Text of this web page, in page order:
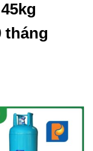
tháng